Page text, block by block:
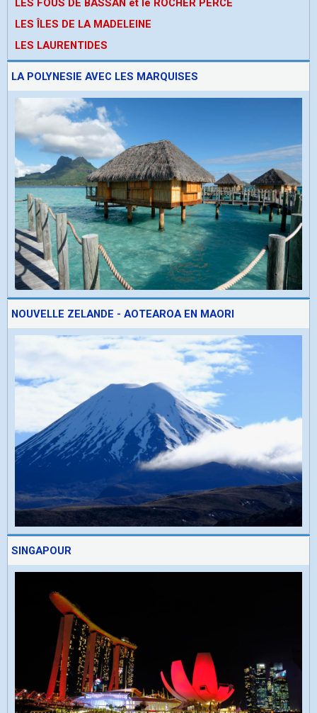
LES FOUS DE BASSAN et le ROCHER PERCE
LES ÎLES DE LA MADELEINE
LES LAURENTIDES
LA POLYNESIE AVEC LES MARQUISES
NOUVELLE ZELANDE - AOTEAROA EN MAORI
SINGAPOUR